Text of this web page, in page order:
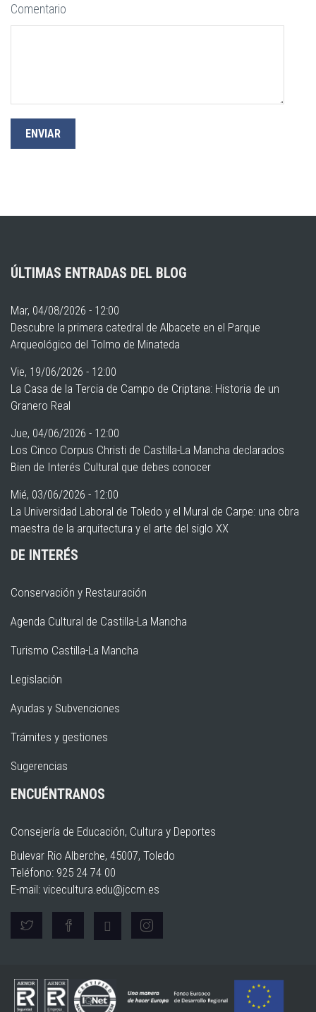
Comentario
ÚLTIMAS ENTRADAS DEL BLOG
Mar, 04/08/2026 - 12:00
Descubre la primera catedral de Albacete en el Parque
Arqueológico del Tolmo de Minateda
Vie, 19/06/2026 - 12:00
La Casa de la Tercia de Campo de Criptana: Historia de un
Granero Real
Jue, 04/06/2026 - 12:00
Los Cinco Corpus Christi de Castilla-La Mancha declarados
Bien de Interés Cultural que debes conocer
Mié, 03/06/2026 - 12:00
La Universidad Laboral de Toledo y el Mural de Carpe: una obra
maestra de la arquitectura y el arte del siglo XX
DE INTERÉS
Conservación y Restauración
Agenda Cultural de Castilla-La Mancha
Turismo Castilla-La Mancha
Legislación
Ayudas y Subvenciones
Trámites y gestiones
Sugerencias
ENCUÉNTRANOS
Consejería de Educación, Cultura y Deportes
Bulevar Rio Alberche, 45007, Toledo
Teléfono: 925 24 74 00
E-mail: vicecultura.edu@jccm.es